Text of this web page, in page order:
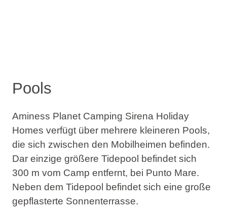
Pools
Aminess Planet Camping Sirena Holiday
Homes verfügt über mehrere kleineren Pools,
die sich zwischen den Mobilheimen befinden.
Dar einzige größere Tidepool befindet sich
300 m vom Camp entfernt, bei Punto Mare.
Neben dem Tidepool befindet sich eine große
gepflasterte Sonnenterrasse.